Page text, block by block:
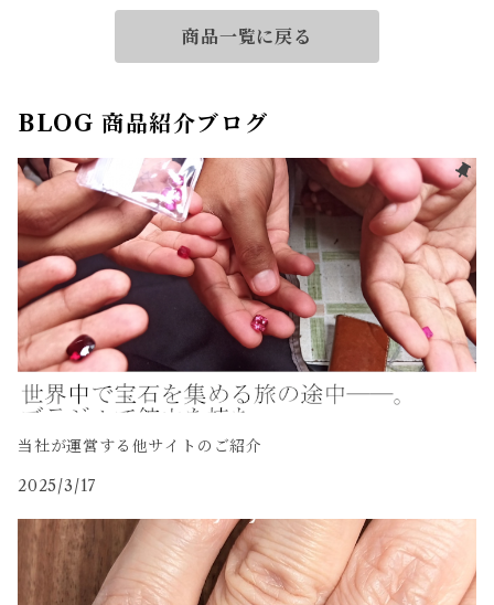
商品一覧に戻る
BLOG 商品紹介ブログ
当社が運営する他サイトのご紹介
2025/3/17